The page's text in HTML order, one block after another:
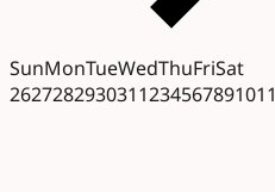
SunMonTueWedThuFriSat
2627282930311234567891011